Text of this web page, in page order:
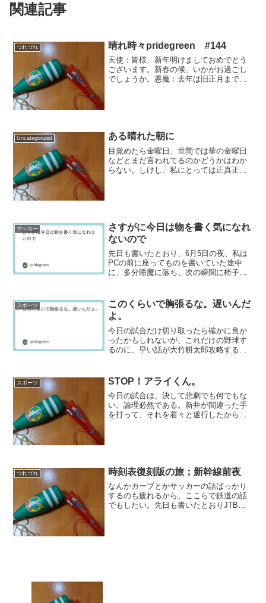
関連記事
つれづれ 晴れ時々pridegreen #144
天使：皆様、新年明けましておめでとう
ございます。新春の候、いかがお過ごし
でしょうか。悪魔：去年は旧正月まで出
Uncategorized ある晴れた朝に
目覚めたら金曜日、世間では華の金曜日
などとまだ言われてるのかどうかはわか
らない。しけし、私にとっては正真正銘
サッカー
さすがに今日は物を書く気になれ
ないので
先日も書いたとおり、6月5日の夜、私は
PCの前に座ってものを書いていた途中
に、多分睡魔に落ち、次の瞬間に椅子か
から。家人に起こされて布団に誘導さ
れ、そのまま寝たらしいの...
スポーツ
このくらいで胸張るな。遅いんだ
よ。
今日の試合だけ切り取ったら確かに良か
ったかもしれないが、これだけの野球す
るのに、早い話が大竹耕太郎攻略するの
とつ勝ったくらいで大喜びされたら、見
ている方もシラケる。二...
スポーツ STOP！アライくん。
今日の試合は、決して悲劇でも何でもな
い。論理必然である。新井が間違った手
を打って、それを着々と遂行したからこ
つれづれ 時刻表復刻版の旅；新幹線前夜
なんかカープとかサッカーの話ばっかり
するのも疲れるから、ここらで鉄道の話
でもしたい。先日も書いたとおりJTBパ